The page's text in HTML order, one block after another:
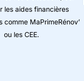
les aides financières
comme MaPrimeRénov’
ou les CEE.